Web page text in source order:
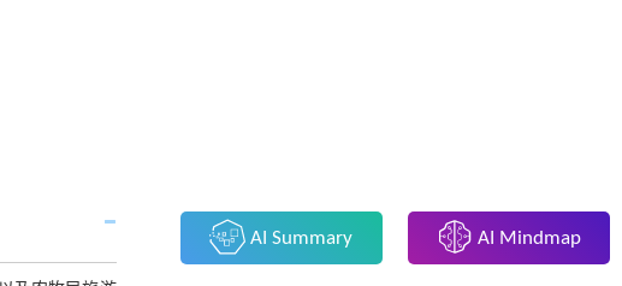
AI Summary AI Mindmap